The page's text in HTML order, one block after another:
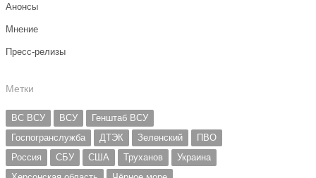
Анонсы
Мнение
Пресс-релизы
Метки
ВС ВСУ ВСУ
Генштаб ВСУ
Госпогранслужба
ДТЭК Зеленский
ПВО
Россия
СБУ США Труханов
Украина